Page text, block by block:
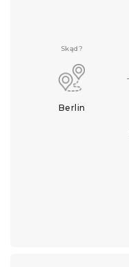
Skąd?
Berlin